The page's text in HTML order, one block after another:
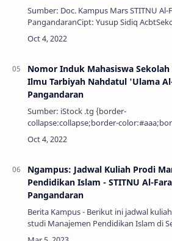
Sumber: Doc. Kampus Mars STITNU Al-Farabi
PangandaranCipt: Yusup Sidiq
Tinggi Ilmu TarbiyahNU Al-Farabi Tekad
Nomor Induk Mahasiswa
Ilmu Tarbiyah Nahdatul 'Ulama
Pangandaran
Sumber: iStock .tg {border-
collapse:collapse;border-
spacing:0;margin:0px auto;} .tg
colo…
Ngampus: Jadwal Kuliah Prodi
Pendidikan Islam - STITNU Al-
Pangandaran
Berita Kampus - Berikut ini jadwal
studi Manajemen Pendidikan Islam di
Tinggi Ilmu Tarbiyah Nahdla…